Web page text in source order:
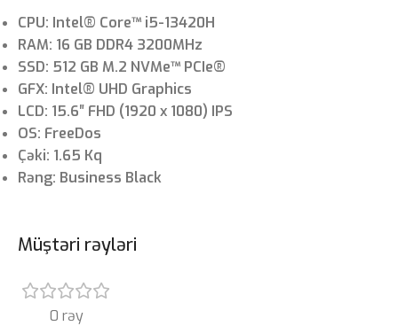
CPU: Intel® Core™ i5-13420H
RAM: 16 GB DDR4 3200MHz
SSD: 512 GB M.2 NVMe™ PCIe®
GFX: Intel® UHD Graphics
LCD: 15.6″ FHD (1920 x 1080) IPS
OS: FreeDos
Çəki: 1.65 Kq
Rəng: Business Black
Müştəri rəyləri
0 rəy